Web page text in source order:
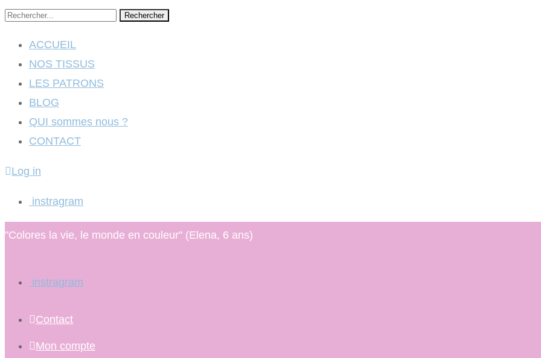
Rechercher
ACCUEIL
NOS TISSUS
LES PATRONS
BLOG
QUI sommes nous ?
CONTACT
Log in
instragram
"Colores la vie, le monde en couleur" (Elena, 6 ans)
instragram
Contact
Mon compte